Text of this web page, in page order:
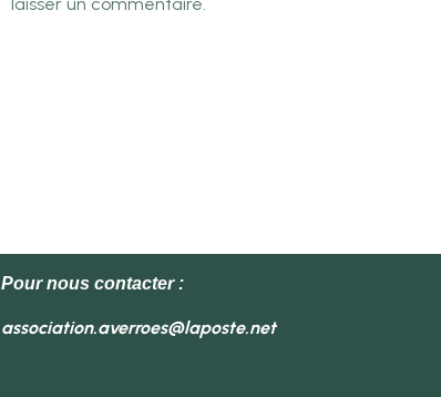
Pour nous contacter :
association.averroes@laposte.net